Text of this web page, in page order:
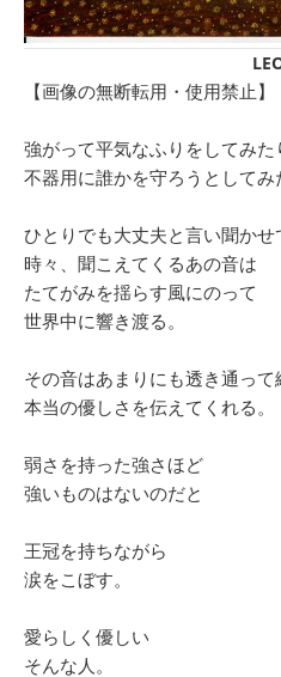
【画像の無断転用・使用禁止】
強がって平気なふりをしてみた
不器用に誰かを守ろうとしてみ
ひとりでも大丈夫と言い聞かせ
時々、聞こえてくるあの音は
たてがみを揺らす風にのって
世界中に響き渡る。
その音はあまりにも透き通って
本当の優しさを伝えてくれる。
弱さを持った強さほど
強いものはないのだと
王冠を持ちながら
涙をこぼす。
愛らしく優しい
そんな人。